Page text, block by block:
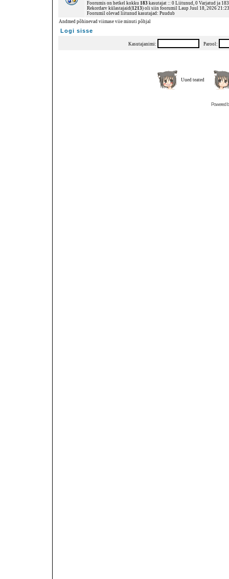
Foorumis on hetkel kokku 183kasutajat :: 0 Liitunud, 0 Varjatud ja
Rekordarv külastajaid(1213) oli siin foorumil Laup Juul 18, 2026 21:23
Foorumil olevad liitunud kasutajad: Puudub
Andmed põhinevad viimase viie minuti põhjal
Logi sisse
Kasutajanimi: Parool:
Uued teated
Powered